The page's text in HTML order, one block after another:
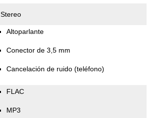
Stereo
Altoparlante
Conector de 3,5 mm
Cancelación de ruido (teléfono)
FLAC
MP3